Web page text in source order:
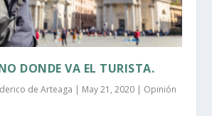
DONDE VA EL TURISTA.
de Arteaga | May 21, 2020 | Opinión